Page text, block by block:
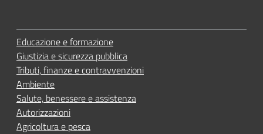
Educazione e formazione
Giustizia e sicurezza pubblica
Tributi, finanze e contravvenzioni
Ambiente
Salute, benessere e assistenza
Autorizzazioni
Agricoltura e pesca